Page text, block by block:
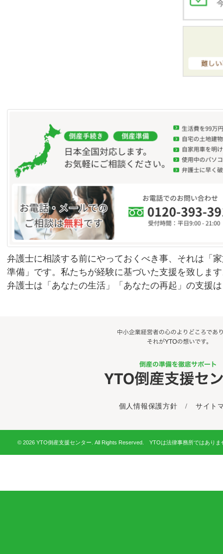
弁護士に相談する前にやっておくべき事、それは「
準備」です。私たちが経験に基づいた支援を致しま
弁護士は「あなたの生活」「あなたの再起」の支援
個人情報保護方針 / サイト
© 2026 YTO倒産支援センター. All Rights Reserved. YTOは法律事務所ではありま